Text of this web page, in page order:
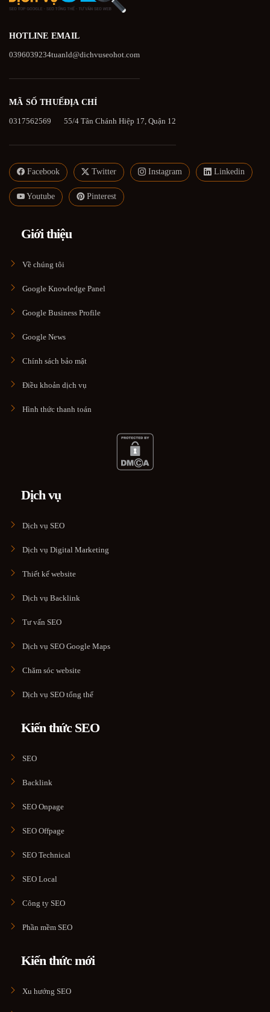
HOTLINE
0396039234
EMAIL
tuanld@dichvuseohot.com
MÃ SỐ THUẾ
0317562569
ĐỊA CHỈ
55/4 Tân Chánh Hiệp 17, Quận 12
Facebook Twitter Instagram Linkedin
Youtube Pinterest
Giới thiệu
Về chúng tôi
Google Knowledge Panel
Google Business Profile
Google News
Chính sách bảo mật
Điều khoản dịch vụ
Hình thức thanh toán
Dịch vụ
Dịch vụ SEO
Dịch vụ Digital Marketing
Thiết kế website
Dịch vụ Backlink
Tư vấn SEO
Dịch vụ SEO Google Maps
Chăm sóc website
Dịch vụ SEO tổng thể
Kiến thức SEO
SEO
Backlink
SEO Onpage
SEO Offpage
SEO Technical
SEO Local
Công ty SEO
Phần mềm SEO
Kiến thức mới
Xu hướng SEO